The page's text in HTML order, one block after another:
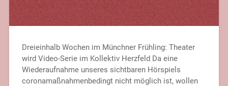
Dreieinhalb Wochen im Münchner Frühling: Theater
wird Video-Serie im Kollektiv Herzfeld Da eine
Wiederaufnahme unseres sichtbaren Hörspiels
coronamaßnahmenbedingt nicht möglich ist, wollen